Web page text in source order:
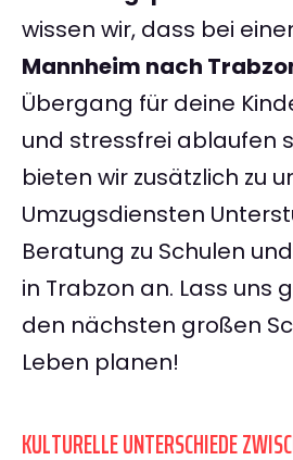
wissen wir, dass bei
Mannheim nach
Übergang für deine
und stressfrei ablaufen
bieten wir zusätzlich zu
Umzugsdiensten
Beratung zu Schulen
in Trabzon an. Lass uns
den nächsten großen
Leben planen!
KULTURELLE UNTERSCHIEDE